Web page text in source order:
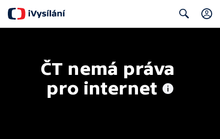
ČT nemá práva
pro internet